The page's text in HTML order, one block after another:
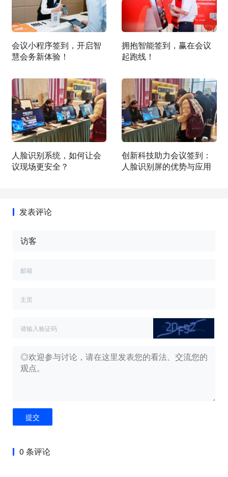
会议小程序签到，开启智
慧会务新体验！
拥抱智能签到，赢在会议
起跑线！
人脸识别系统，如何让会
议现场更安全？
创新科技助力会议签到：
人脸识别屏的优势与应用
发表评论
提交
0 条评论